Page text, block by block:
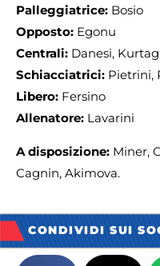
Palleggiatrice: Bosio
Opposto: Egonu
Centrali: Danesi,
Schiacciatrici: Pietrini,
Libero: Fersino
Allenatore: Lavarini
A disposizione: Miner,
Cagnin, Akimova.
CONDIVIDI SUI